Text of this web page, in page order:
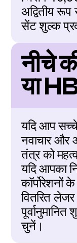
अद्वितीय रूप
सेंट शुल्क
नीचे
या
यदि आप
नवाचार और
तंत्र को
यदि आपका
कॉर्पोरेशनों
वितरित लेजर
चुनें।